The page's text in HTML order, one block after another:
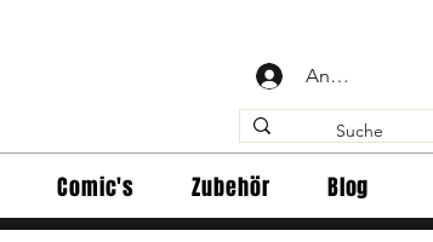
Anmelden
Comic's Zubehör Blog